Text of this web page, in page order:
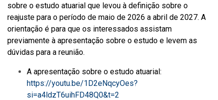
sobre o estudo atuarial que levou à definição sobre o
reajuste para o período de maio de 2026 a abril de 2027. A
orientação é para que os interessados assistam
previamente à apresentação sobre o estudo e levem as
dúvidas para a reunião.
A apresentação sobre o estudo atuarial:
https://youtu.be/1D2eNqcyOes?
si=a4ldzT6uihFD48Q0&t=2